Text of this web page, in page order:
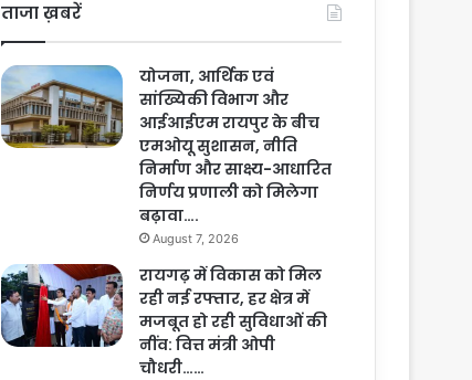
ताजा ख़बरें
योजना, आर्थिक एवं
सांख्यिकी विभाग और
आईआईएम रायपुर के बीच
एमओयू सुशासन, नीति
निर्माण और साक्ष्य-आधारित
निर्णय प्रणाली को मिलेगा
बढ़ावा….
August 7, 2026
रायगढ़ में विकास को मिल
रही नई रफ्तार, हर क्षेत्र में
मजबूत हो रही सुविधाओं की
नींव: वित्त मंत्री ओपी
चौधरी……